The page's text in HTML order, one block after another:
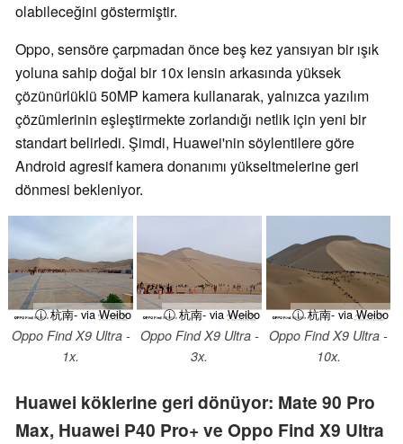
olabileceğini göstermiştir.
Oppo, sensöre çarpmadan önce beş kez yansıyan bir ışık
yoluna sahip doğal bir 10x lensin arkasında yüksek
çözünürlüklü 50MP kamera kullanarak, yalnızca yazılım
çözümlerinin eşleştirmekte zorlandığı netlik için yeni bir
standart belirledi. Şimdi, Huawei'nin söylentilere göre
Android agresif kamera donanımı yükseltmelerine geri
dönmesi bekleniyor.
ⓘ 杭南- via Weibo
Oppo Find X9 Ultra -
1x.
ⓘ 杭南- via Weibo
Oppo Find X9 Ultra -
3x.
ⓘ 杭南- via Weibo
Oppo Find X9 Ultra -
10x.
Huawei köklerine geri dönüyor: Mate 90 Pro
Max, Huawei P40 Pro+ ve Oppo Find X9 Ultra